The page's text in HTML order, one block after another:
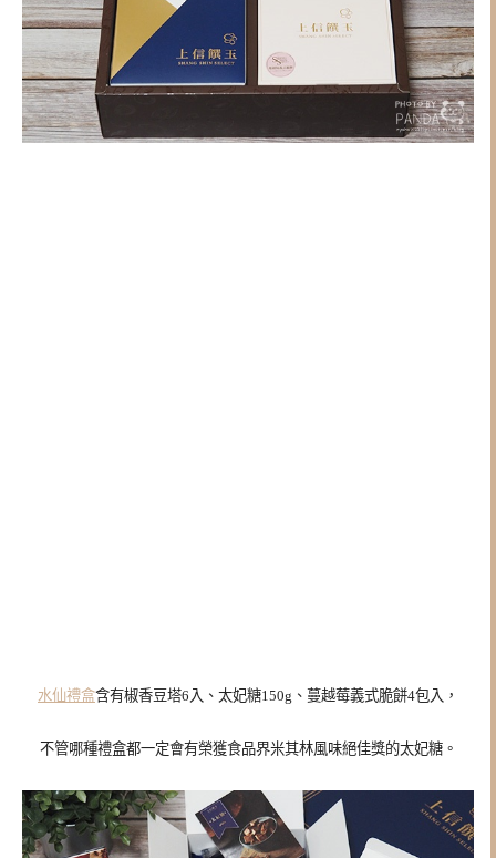
水仙禮盒含有椒香豆塔6入、太妃糖150g、蔓越莓義式脆餅4包入，
不管哪種禮盒都一定會有榮獲食品界米其林風味絕佳獎的太妃糖。